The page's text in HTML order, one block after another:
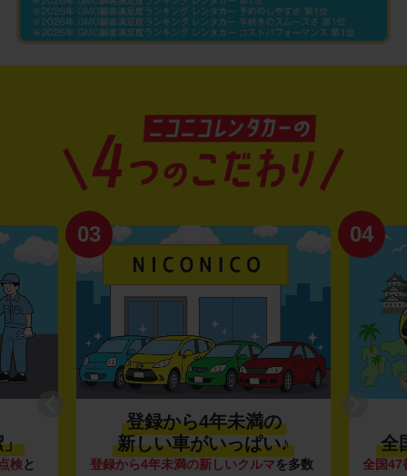
」
検と
03
登録から4年未満の
新しい車がいっぱい♪
登録から4年未満の新しいクルマを多数
04
全
全国47